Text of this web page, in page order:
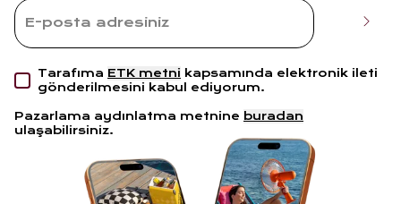
Tarafıma ETK metni kapsamında elektronik ileti
gönderilmesini kabul ediyorum.
Pazarlama aydınlatma metnine buradan
ulaşabilirsiniz.